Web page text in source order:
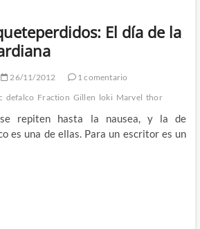
El día de la
26/11/2012
1 comentario
defalco Fraction Gillen loki Marvel thor
repiten hasta la nausea, y la de
es una de ellas. Para un escritor es un